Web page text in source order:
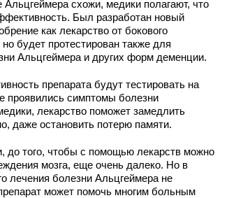
схожи, медики полагают, что
Был разработан новый
как лекарство от бокового
будет протестирован также для
Альцгеймера и других форм деменции.
препарата будут тестировать на
проявились симптомы болезни
лекарство поможет замедлить
даже остановить потерю памяти.
до того, чтобы с помощью лекарств можно
мозга, еще очень далеко. Но в
лечения болезни Альцгеймера не
может помочь многим больным